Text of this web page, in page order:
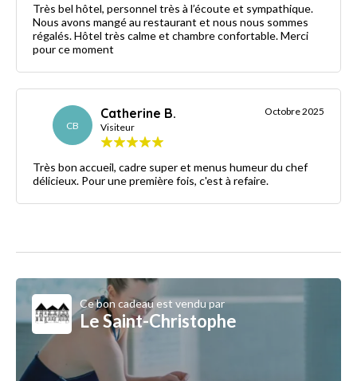
Très bel hôtel, personnel très à l’écoute et sympathique.
Nous avons mangé au restaurant et nous nous sommes
régalés. Hôtel très calme et chambre confortable. Merci
pour ce moment
CB
Catherine B.
Visiteur
Octobre 2025
Très bon accueil, cadre super et menus humeur du chef
délicieux. Pour une première fois, c'est à refaire.
Ce bon cadeau est vendu par
Le Saint-Christophe